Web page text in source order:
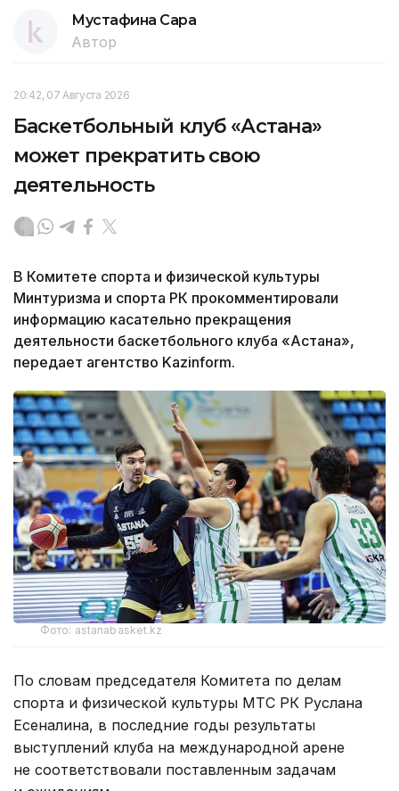
Мустафина Сара
Автор
20:42, 07 Августа 2026
Баскетбольный клуб «Астана»
может прекратить свою
деятельность
В Комитете спорта и физической культуры
Минтуризма и спорта РК прокомментировали
информацию касательно прекращения
деятельности баскетбольного клуба «Астана»,
передает агентство Kazinform.
Фото: astanabasket.kz
По словам председателя Комитета по делам
спорта и физической культуры МТС РК Руслана
Есеналина, в последние годы результаты
выступлений клуба на международной арене
не соответствовали поставленным задачам